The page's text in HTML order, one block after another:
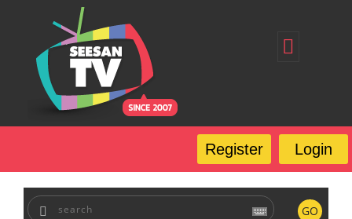
Register
Login
Forgot Password
FAQ
Login
Register
GO